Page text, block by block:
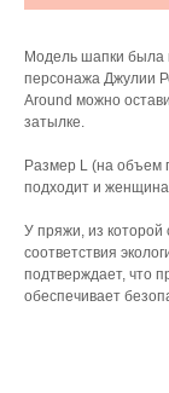
Модель шапки была
персонажа Джулии
Around можно
затылке.
Размер L (на объем
подходит и
У пряжи, из которой
соответствия
подтверждает, что
обеспечивает